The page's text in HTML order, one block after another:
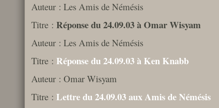
Auteur : Les Amis de Némésis
Titre : Réponse du 24.09.03 à Omar Wisyam
Auteur : Les Amis de Némésis
Titre : Réponse du 24.09.03 à Ken Knabb
Auteur : Omar Wisyam
Titre : Lettre du 24.09.03 aux Amis de Némésis